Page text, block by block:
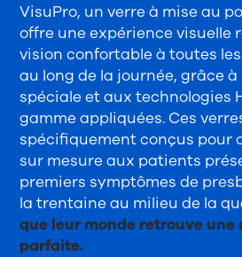
VisuPro, un verre à mise au
offre une expérience visuelle
vision confortable à toutes
au long de la journée, grâce
spéciale et aux technologies
gamme appliquées. Ces
spécifiquement conçus pour
sur mesure aux patients
premiers symptômes de
la trentaine au milieu de la
que leur monde retrouve une
parfaite.